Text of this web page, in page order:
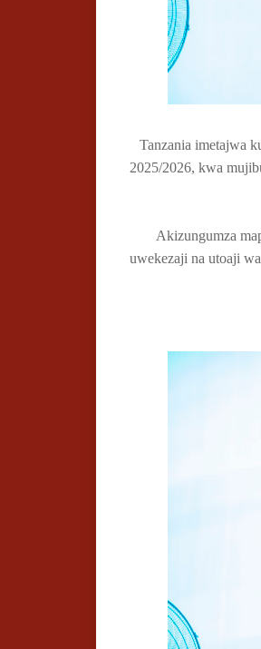
Tanzania imetajwa
2025/2026, kwa
Akizungumza
uwekezaji na utoaji